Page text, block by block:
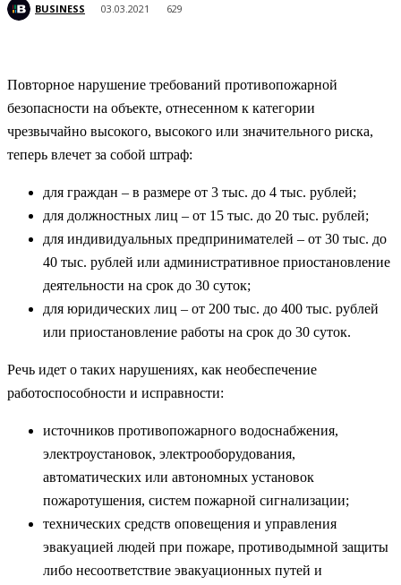
BUSINESS 03.03.2021 629
Повторное нарушение требований противопожарной
безопасности на объекте, отнесенном к категории
чрезвычайно высокого, высокого или значительного риска,
теперь влечет за собой штраф:
для граждан – в размере от 3 тыс. до 4 тыс. рублей;
для должностных лиц – от 15 тыс. до 20 тыс. рублей;
для индивидуальных предпринимателей – от 30 тыс. до
40 тыс. рублей или административное приостановление
деятельности на срок до 30 суток;
для юридических лиц – от 200 тыс. до 400 тыс. рублей
или приостановление работы на срок до 30 суток.
Речь идет о таких нарушениях, как необеспечение
работоспособности и исправности:
источников противопожарного водоснабжения,
электроустановок, электрооборудования,
автоматических или автономных установок
пожаротушения, систем пожарной сигнализации;
технических средств оповещения и управления
эвакуацией людей при пожаре, противодымной защиты
либо несоответствие эвакуационных путей и